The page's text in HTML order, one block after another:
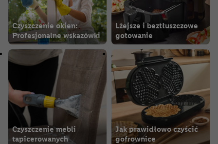
Czyszczenie okien:
Profesjonalne wskazówki
Lżejsze i beztłuszczowe
gotowanie
Czyszczenie mebli
tapicerowanych
Jak prawidłowo czyścić
gofrownice